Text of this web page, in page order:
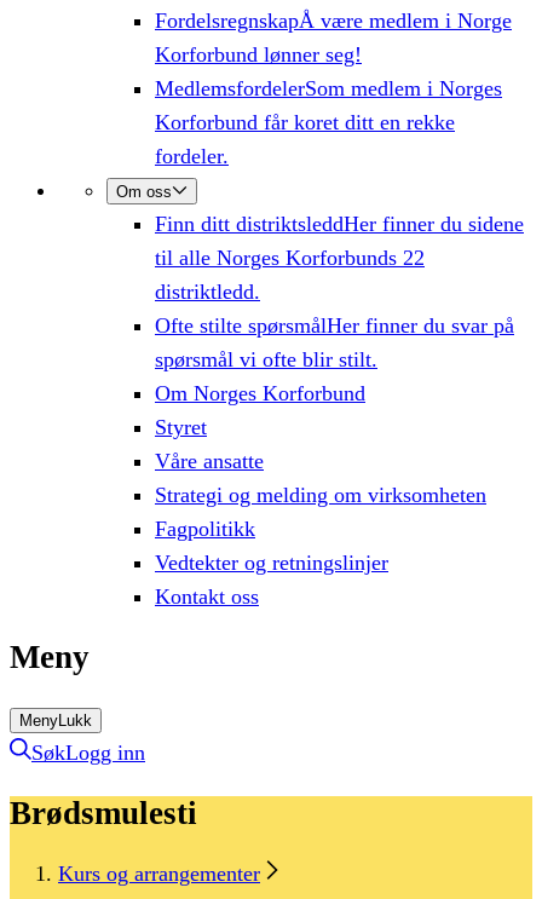
FordelsregnskapÅ være medlem i Norge
Korforbund lønner seg!
MedlemsfordelerSom medlem i Norges
Korforbund får koret ditt en rekke
fordeler.
Om oss
Finn ditt distriktsleddHer finner du sidene
til alle Norges Korforbunds 22
distriktledd.
Ofte stilte spørsmålHer finner du svar på
spørsmål vi ofte blir stilt.
Om Norges Korforbund
Styret
Våre ansatte
Strategi og melding om virksomheten
Fagpolitikk
Vedtekter og retningslinjer
Kontakt oss
Meny
MenyLukk
SøkLogg inn
Brødsmulesti
Kurs og arrangementer